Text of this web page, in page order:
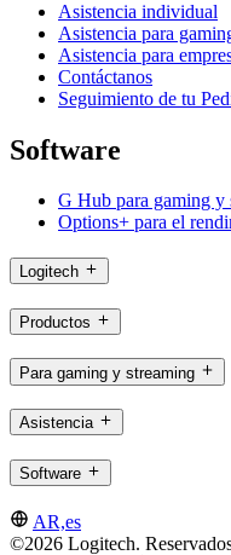
Asistencia individual
Asistencia para
Asistencia para
Contáctanos
Seguimiento de tu
Software
G Hub para gaming y
Options+ para el
Logitech
Productos
Para gaming y streaming
Asistencia
Software
AR,es
©2026 Logitech.